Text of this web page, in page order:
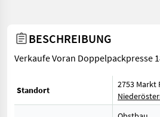
BESCHREIBUNG
Verkaufe Voran Doppelpackpresse
Standort
2753 Markt